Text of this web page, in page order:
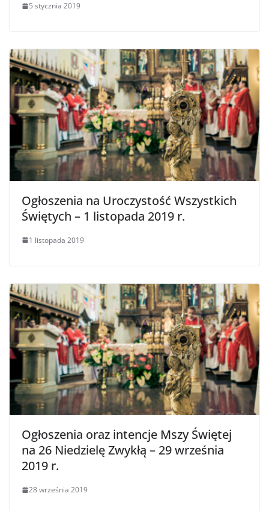
5 stycznia 2019
Ogłoszenia na Uroczystość Wszystkich
Świętych – 1 listopada 2019 r.
1 listopada 2019
Ogłoszenia oraz intencje Mszy Świętej
na 26 Niedzielę Zwykłą – 29 września
2019 r.
28 września 2019